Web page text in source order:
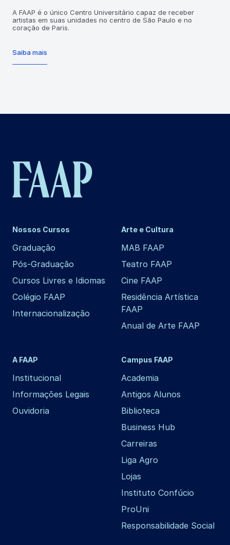
A FAAP é o único Centro Universitário capaz de receber
artistas em suas unidades no centro de São Paulo e no
coração de Paris.
Saiba mais
Nossos Cursos
Graduação
Pós-Graduação
Cursos Livres e Idiomas
Colégio FAAP
Internacionalização
Arte e Cultura
MAB FAAP
Teatro FAAP
Cine FAAP
Residência Artística
FAAP
Anual de Arte FAAP
A FAAP
Institucional
Informações Legais
Ouvidoria
Campus FAAP
Academia
Antigos Alunos
Biblioteca
Business Hub
Carreiras
Liga Agro
Lojas
Instituto Confúcio
ProUni
Responsabilidade Social